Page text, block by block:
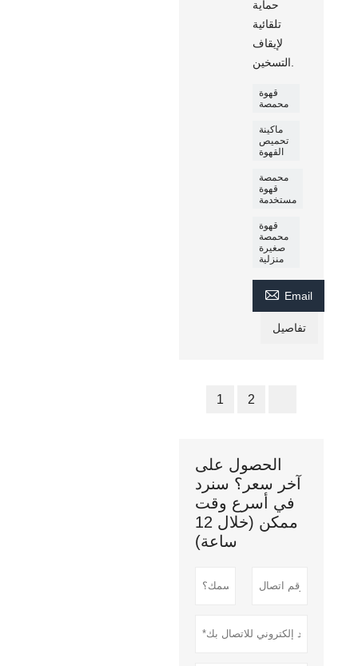
حماية
تلقائية
لإيقاف
قهوة
محمصة
ماكينة
تحميص
القهوة
محمصة
قهوة
مستخدمة
قهوة
محمصة
صغيرة
منزلية
 Email
تفاصيل
1 2
الحصول على
آخر سعر؟ سنرد
في أسرع وقت
ممكن (خلال 12
ساعة)